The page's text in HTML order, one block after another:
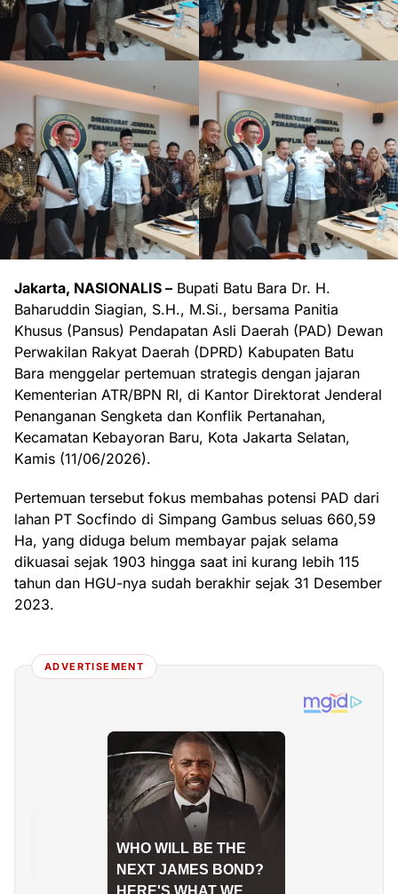
Jakarta, NASIONALIS – Bupati Batu Bara Dr. H.
Baharuddin Siagian, S.H., M.Si., bersama Panitia
Khusus (Pansus) Pendapatan Asli Daerah (PAD) Dewan
Perwakilan Rakyat Daerah (DPRD) Kabupaten Batu
Bara menggelar pertemuan strategis dengan jajaran
Kementerian ATR/BPN RI, di Kantor Direktorat Jenderal
Penanganan Sengketa dan Konflik Pertanahan,
Kecamatan Kebayoran Baru, Kota Jakarta Selatan,
Kamis (11/06/2026).
Pertemuan tersebut fokus membahas potensi PAD dari
lahan PT Socfindo di Simpang Gambus seluas 660,59
Ha, yang diduga belum membayar pajak selama
dikuasai sejak 1903 hingga saat ini kurang lebih 115
tahun dan HGU-nya sudah berakhir sejak 31 Desember
2023.
ADVERTISEMENT